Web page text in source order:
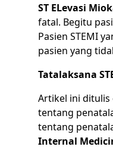
ST ELevasi
fatal. Begitu
Pasien STEMI
pasien yang
Tatalaksana
Artikel ini ditulis
tentang
tentang
Internal